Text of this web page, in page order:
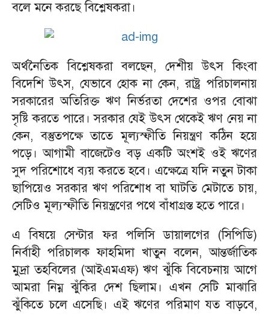
বলে মনে করছে বিশ্লেষকরা।
অর্থনৈতিক বিশ্লেষকরা বলছেন, দেশীয় উৎস কিংবা
বিদেশি উৎস, যেভাবে হোক না কেন, রাষ্ট্র পরিচালনায়
সরকারের অতিরিক্ত ঋণ নির্ভরতা দেশের ওপর বোঝা
সৃষ্টি করতে পারে। সরকার যেই উৎস থেকেই ঋণ নেয় না
কেন, বস্তুতপক্ষে তাতে মূল্যস্ফীতি নিয়ন্ত্রণ কঠিন হয়ে
পড়ে। আগামী বাজেটেও বড় একটি অংশই ওই ঋণের
সুদ পরিশোধে ব্যয় করতে হবে। এক্ষেত্রে যদি নতুন টাকা
ছাপিয়েও সরকার ঋণ পরিশোধ বা ঘাটতি মেটাতে চায়,
সেটিও মূল্যস্ফীতি নিয়ন্ত্রণের পথে বাঁধাগ্রস্ত হতে পারে।
এ বিষয়ে সেন্টার ফর পলিসি ডায়ালগের (সিপিডি)
নির্বাহী পরিচালক ফাহমিদা খাতুন বলেন, আন্তর্জাতিক
মুদ্রা তহবিলের (আইএমএফ) ঋণ ঝুঁকি বিবেচনায় আগে
আমরা নিম্ন ঝুঁকির দেশ ছিলাম। এখন সেটি মাঝারি
ঝুঁকিতে চলে এসেছি। এই ঋণের পরিমাণ যত বাড়বে,